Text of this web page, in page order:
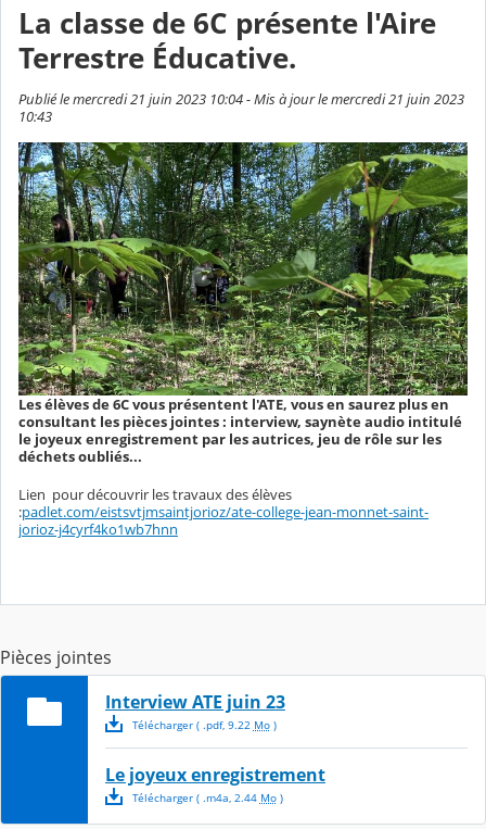
La classe de 6C présente l'Aire
Terrestre Éducative.
Publié le mercredi 21 juin 2023 10:04 - Mis à jour le mercredi 21 juin 2023
10:43
Les élèves de 6C vous présentent l'ATE, vous en saurez plus en
consultant les pièces jointes : interview, saynète audio intitulé
le joyeux enregistrement par les autrices, jeu de rôle sur les
déchets oubliés...
Lien pour découvrir les travaux des élèves
:padlet.com/eistsvtjmsaintjorioz/ate-college-jean-monnet-saint-
jorioz-j4cyrf4ko1wb7hnn
Pièces jointes
Interview ATE juin 23
Télécharger( .pdf, 9.22 Mo)
Le joyeux enregistrement
Télécharger( .m4a, 2.44 Mo)